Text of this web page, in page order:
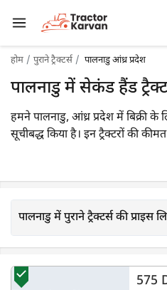
होम पुराने ट्रैक्टर्स पालनाडु आंध्र प्रदेश
पालनाडु में सेकंड हैंड
हमने पालनाडु, आंध्र प्रदेश में बिक्री के
सूचीबद्ध किया है। इन ट्रैक्टरों की
ट्रैक्टरकारवां पर, आप महिंद्रा,
कर सकते हैं।
पालनाडु में पुराने ट्रैक्टर्स की प्राइस
575